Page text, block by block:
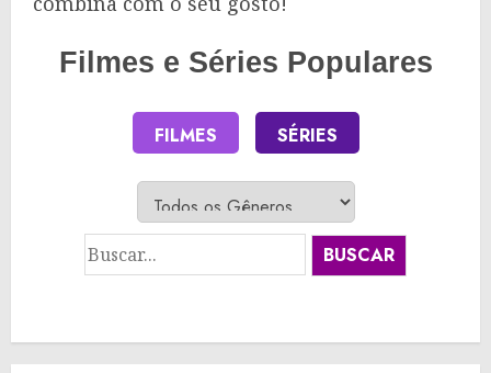
Filmes e Séries Populares
FILMES SÉRIES
BUSCAR